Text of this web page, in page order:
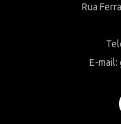
Rua
E-